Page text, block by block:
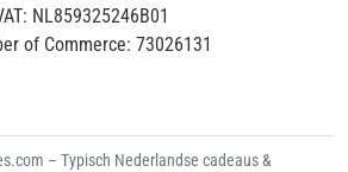
NL859325246B01
of Commerce: 73026131
– Typisch Nederlandse cadeaus &